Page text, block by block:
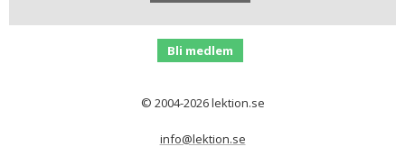
Bli medlem
© 2004-2026 lektion.se
info@lektion.se